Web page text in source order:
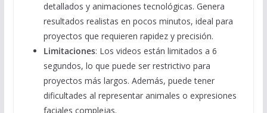
detallados y animaciones tecnológicas. Genera
resultados realistas en pocos minutos, ideal para
proyectos que requieren rapidez y precisión.
Limitaciones: Los videos están limitados a 6
segundos, lo que puede ser restrictivo para
proyectos más largos. Además, puede tener
dificultades al representar animales o expresiones
faciales complejas.